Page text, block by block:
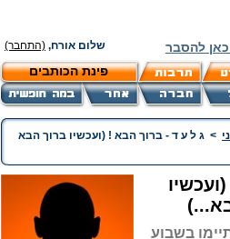
להסבר שלום אורח, (התחבר)
פינת הכותבים
> ג ל ע ד - ברוך הבא ! (ועכשיו ברוך הבא
בשבוע